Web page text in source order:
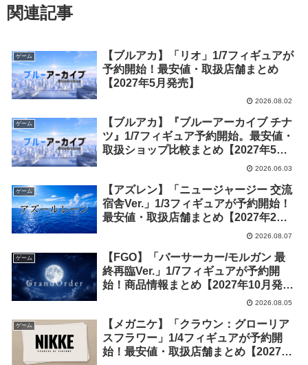
関連記事
ゲーム
【ブルアカ】「リオ」1/7フィギュアが
予約開始！最安値・取扱店舗まとめ
【2027年5月発売】
2026.08.02
ゲーム
【ブルアカ】『ブルーアーカイブ チナ
ツ』1/7フィギュア予約開始。最安値・
取扱ショップ比較まとめ【2027年5月
2026.06.03
ゲーム
【アズレン】「ニュージャージー 交流
宿舎Ver.」1/3フィギュアが予約開始！
最安値・取扱店舗まとめ【2027年2月
2026.08.07
ゲーム
【FGO】「バーサーカー/モルガン 最
終再臨Ver.」1/7フィギュアが予約開
始！商品情報まとめ【2027年10月発
2026.08.05
ゲーム
【メガニケ】「クラウン：グローリア
スフラワー」1/4フィギュアが予約開
始！最安値・取扱店舗まとめ【2027年